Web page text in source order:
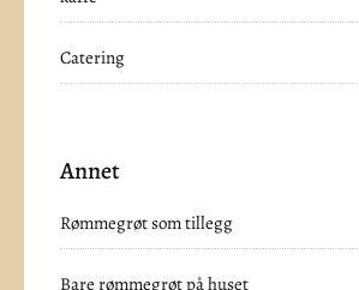
Catering
Annet
Rømmegrøt som tillegg
Bare rømmegrøt på huset